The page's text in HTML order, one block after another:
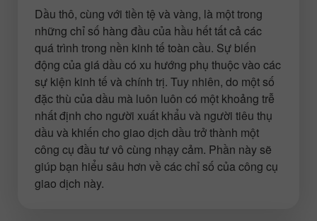
Dầu thô, cùng với tiền tệ và vàng, là một trong
những chỉ số hàng đầu của hầu hết tất cả các
quá trình trong nền kinh tế toàn cầu. Sự biến
động của giá dầu có xu hướng phụ thuộc vào các
sự kiện kinh tế và chính trị. Tuy nhiên, do một số
đặc thù của dầu mà luôn luôn có một khoảng trễ
nhất định cho người xuất khẩu và người tiêu thụ
dầu và khiến cho giao dịch dầu trở thành một
công cụ đầu tư vô cùng nhạy cảm. Phần này sẽ
giúp bạn hiểu sâu hơn về các chỉ số của công cụ
giao dịch này.